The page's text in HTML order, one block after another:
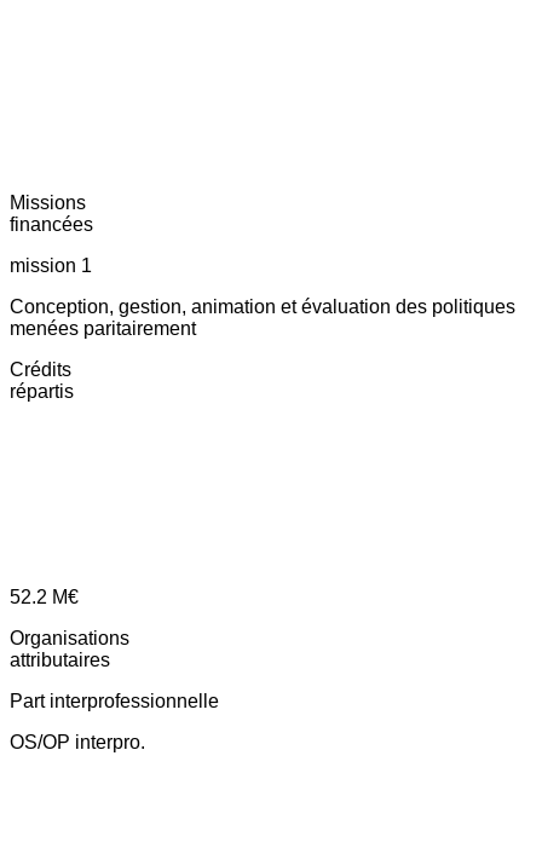
Missions
financées
mission 1
Conception, gestion, animation et évaluation des politiques
menées paritairement
Crédits
répartis
52.2 M€
Organisations
attributaires
Part interprofessionnelle
OS/OP interpro.